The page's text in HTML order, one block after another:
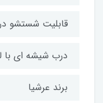
قابلیت شستشو
درب شیشه ای با
برند عرشیا